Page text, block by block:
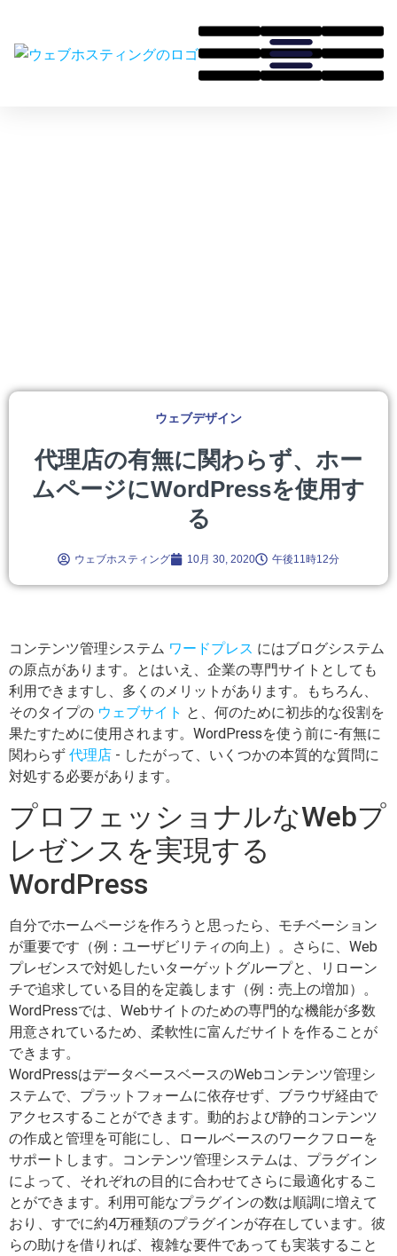
ウェブデザイン
代理店の有無に関わらず、ホー
ムページにWordPressを使用す
る
ウェブホスティング 10月 30, 2020 午後11時12分
コンテンツ管理システム ワードプレス にはブログシステム
の原点があります。とはいえ、企業の専門サイトとしても
利用できますし、多くのメリットがあります。もちろん、
そのタイプの ウェブサイト と、何のために初歩的な役割を
果たすために使用されます。WordPressを使う前に-有無に
関わらず 代理店 - したがって、いくつかの本質的な質問に
対処する必要があります。
プロフェッショナルなWebプ
レゼンスを実現する
WordPress
自分でホームページを作ろうと思ったら、モチベーション
が重要です（例：ユーザビリティの向上）。さらに、Web
プレゼンスで対処したいターゲットグループと、リローン
チで追求している目的を定義します（例：売上の増加）。
WordPressでは、Webサイトのための専門的な機能が多数
用意されているため、柔軟性に富んだサイトを作ることが
できます。
WordPressはデータベースベースのWebコンテンツ管理シ
ステムで、プラットフォームに依存せず、ブラウザ経由で
アクセスすることができます。動的および静的コンテンツ
の作成と管理を可能にし、ロールベースのワークフローを
サポートします。コンテンツ管理システムは、プラグイン
によって、それぞれの目的に合わせてさらに最適化するこ
とができます。利用可能なプラグインの数は順調に増えて
おり、すでに約4万種類のプラグインが存在しています。彼
らの助けを借りれば、複雑な要件であっても実装すること